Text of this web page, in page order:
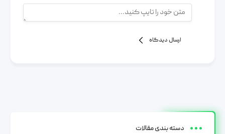
ارسال دیدگاه
دسته بندی مقالات